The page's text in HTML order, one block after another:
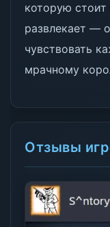
которую стоит
развлекает —
чувствовать
мрачному
Отзывы